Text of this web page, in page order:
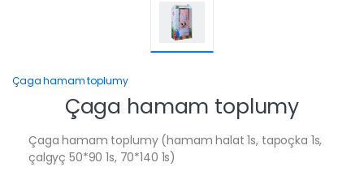
Çaga hamam toplumy
Çaga hamam toplumy
Çaga hamam toplumy (hamam halat 1s, tapoçka 1s,
çalgyç 50*90 1s, 70*140 1s)